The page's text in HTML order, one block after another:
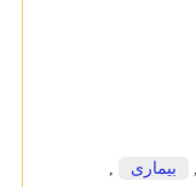
بیماری